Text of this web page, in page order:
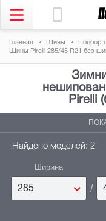
Главная Шины Подбор
Шины Pirelli 285/45 R21 без
Pirelli
Найдено моделей: 2
Ширина
285 /